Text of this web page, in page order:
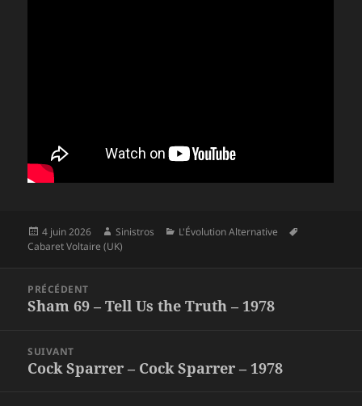
Publié
le
4 juin 2026 Auteur
Sinistros Catégories
L'Évolution Alternative
Cabaret Voltaire (UK)
l’article
PRÉCÉDENT
Article
Sham 69 – Tell Us the Truth – 1978
SUIVANT
Article
Cock Sparrer – Cock Sparrer – 1978